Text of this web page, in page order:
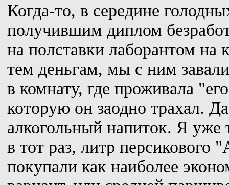
Когда-то, в середине
получившим диплом
на полставки лаборантом на
тем деньгам, мы с ним
в комнату, где проживала
которую он заодно трахал.
алкогольный напиток. Я
в тот раз, литр
покупали как наиболее